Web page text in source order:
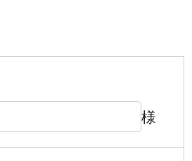
様